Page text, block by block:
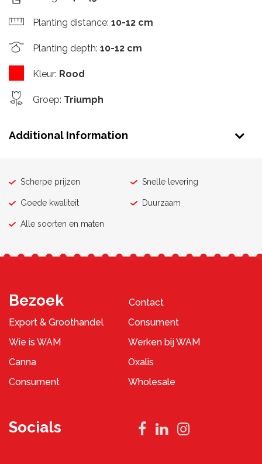
Planting distance: 10-12 cm
Planting depth: 10-12 cm
Kleur: Rood
Groep: Triumph
Additional Information
Scherpe prijzen Snelle levering
Goede kwaliteit Duurzaam
Alle soorten en maten
Bezoek
Contact
Export & Groothandel
Consument
Wie is WAM
Werken bij WAM
Canna
Oxalis
Consument
Wholesale
Socials